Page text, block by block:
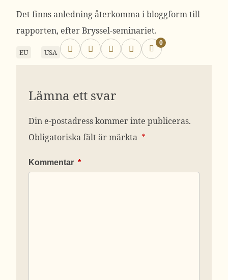
Det finns anledning återkomma i bloggform till
rapporten, efter Bryssel-seminariet.
EU USA
0
Lämna ett svar
Din e-postadress kommer inte publiceras.
Obligatoriska fält är märkta *
Kommentar *